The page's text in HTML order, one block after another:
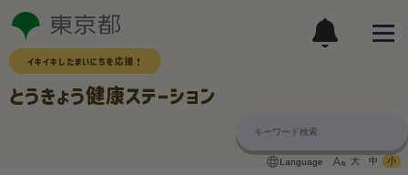
イキイキしたまいにちを応援！
とうきょう健康ステーション
大 中 小